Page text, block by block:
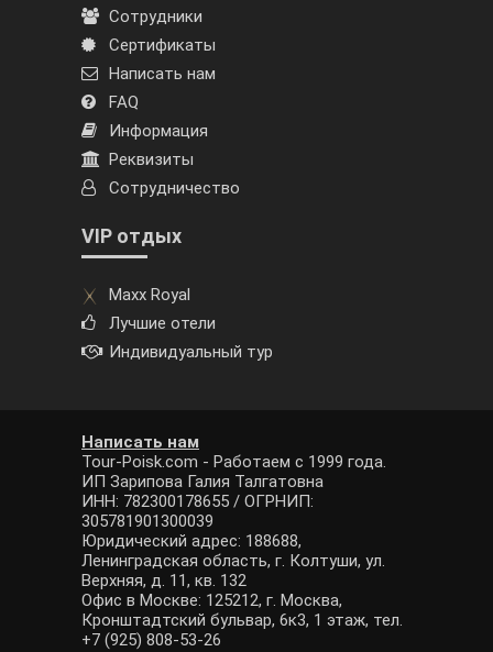
Сотрудники
Сертификаты
Написать нам
FAQ
Информация
Реквизиты
Сотрудничество
VIP отдых
Maxx Royal
Лучшие отели
Индивидуальный тур
Написать нам
Tour-Poisk.com - Работаем с 1999 года.
ИП Зарипова Галия Талгатовна
ИНН: 782300178655 / ОГРНИП:
305781901300039
Юридический адрес: 188688,
Ленинградская область, г. Колтуши, ул.
Верхняя, д. 11, кв. 132
Офис в Москве: 125212, г. Москва,
Кронштадтский бульвар, 6к3, 1 этаж, тел.
+7 (925) 808-53-26